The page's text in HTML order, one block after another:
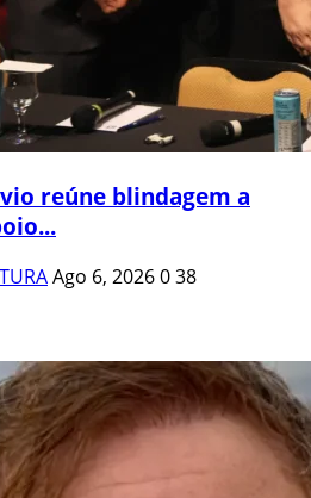
reúne blindagem a
Ago 6, 2026038